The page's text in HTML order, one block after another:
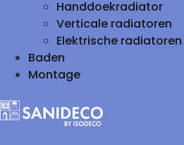
Handdoekradiator
Verticale radiatoren
Elektrische radiatoren
Baden
Montage